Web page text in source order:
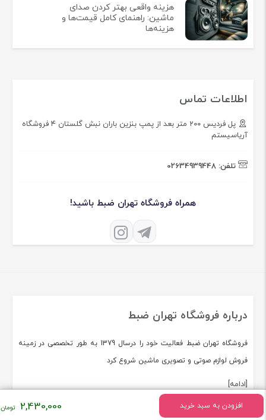
افزودن به سبد خرید 2,430,000
هزینه واقعی بهتر کردن صدای
ماشین: راهنمای کامل قیمت‌ها و
هزینه‌ها
اطلاعات تماس
پل فردیس ۲۰۰ متر بعد از پمپ بنزین باران نبش گلستان ۴ فروشگاه
آریاسیستم
تلفن: 02634939448
همراه فروشگاه تهران ضبط باشید!
درباره فروشگاه تهران ضبط
فروشگاه تهران ضبط فعالیت خود را درسال 1379 به طور تخصصی در زمینه
فروش لوازم صوتی و تصویری ماشین شروع کرد
[ادامه]